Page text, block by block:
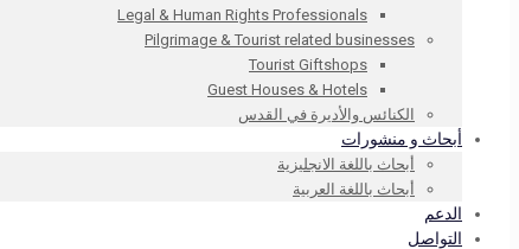
Legal & Human Rights Professionals
Pilgrimage & Tourist related businesses
Tourist Giftshops
Guest Houses & Hotels
الكنائس والأديرة في القدس
أبحاث و منشورات
أبحاث باللغة الانجليزية
أبحاث باللغة العربية
الدعم
التواصل